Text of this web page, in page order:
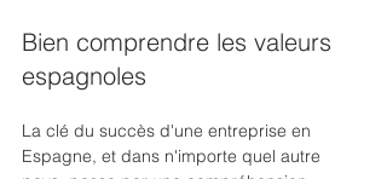
Bien comprendre les valeurs
espagnoles
La clé du succès d'une entreprise en
Espagne, et dans n'importe quel autre